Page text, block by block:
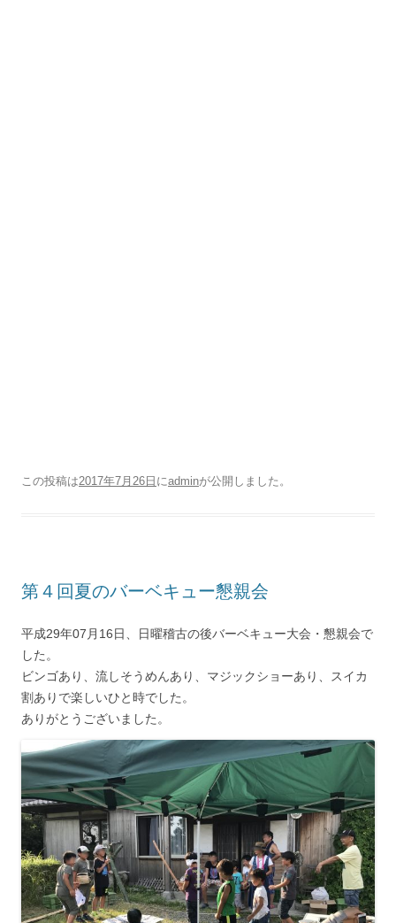
この投稿は2017年7月26日 にadminが公開しました 。
第４回夏のバーベキュー懇親会
平成29年07月16日、日曜稽古の後バーベキュー大会・懇親会で
した。
ビンゴあり、流しそうめんあり、マジックショーあり、スイカ
割ありで楽しいひと時でした。
ありがとうございました。